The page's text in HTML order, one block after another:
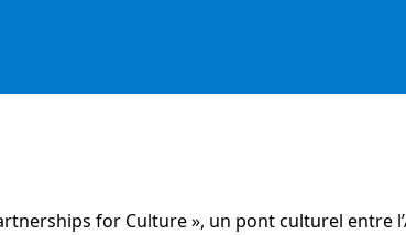
for Culture », un pont culturel entre